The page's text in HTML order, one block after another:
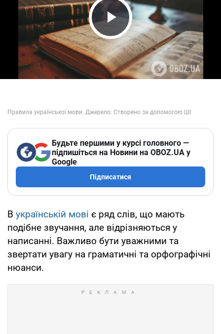
Play Video
Будьте першими у курсі головного —
підпишіться на Новини на OBOZ.UA у
Google
Підписатися
В українській мові є ряд слів, що мають
подібне звучання, але відрізняються у
написанні. Важливо бути уважними та
звертати увагу на граматичні та орфографічні
нюанси.